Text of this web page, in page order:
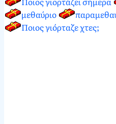
μεθαύριο
Ποιος γιόρταζε χτες;